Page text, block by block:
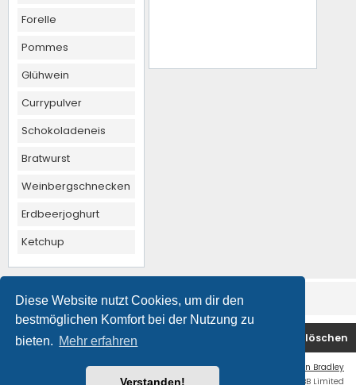
Diese Website nutzt Cookies, um dir den
bestmöglichen Komfort bei der Nutzung zu
bieten. Mehr erfahren
Verstanden!
Forelle
Pommes
Glühwein
Currypulver
Schokoladeneis
Bratwurst
Weinbergschnecken
Erdbeerjoghurt
Ketchup
Foren-Übersicht Alle Cookies löschen
Ian Bradley
Powered byphpBB ® Forum Software © phpBB Limited